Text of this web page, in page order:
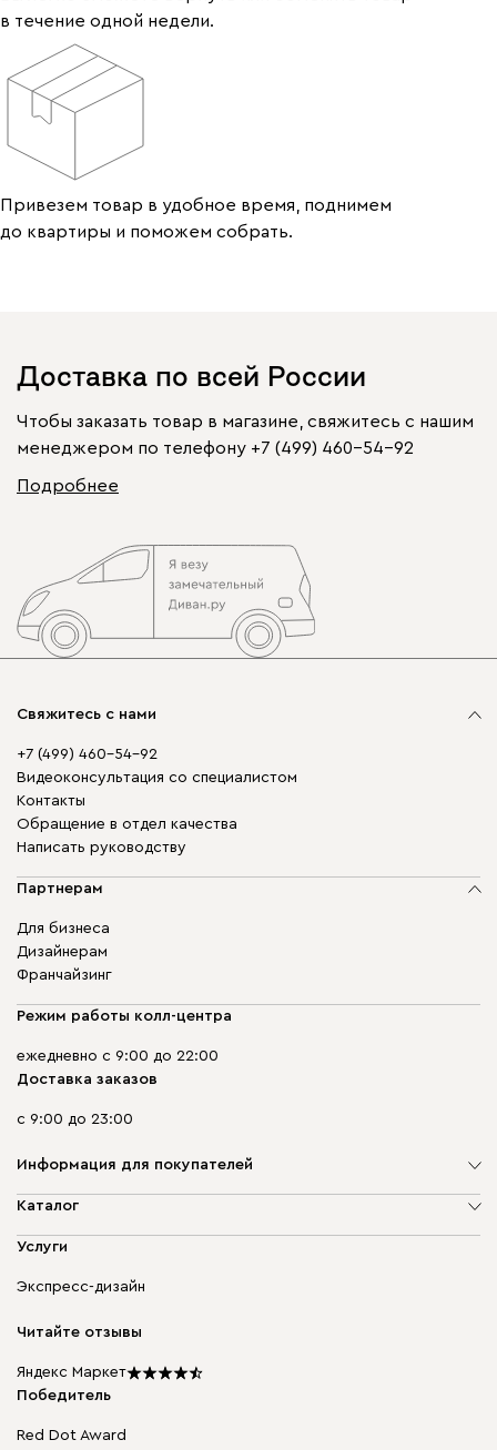
в течение одной недели.
Привезем товар в удобное время, поднимем
до квартиры и поможем собрать.
Доставка по всей России
Чтобы заказать товар в магазине, свяжитесь с нашим
менеджером по телефону +7 (499) 460-54-92
Подробнее
Свяжитесь с нами
+7 (499) 460-54-92
Видеоконсультация со специалистом
Контакты
Обращение в отдел качества
Написать руководству
Партнерам
Для бизнеса
Дизайнерам
Франчайзинг
Режим работы колл-центра
ежедневно с 9:00 до 22:00
Доставка заказов
с 9:00 до 23:00
Информация для покупателей
О компании
Доставка и оплата
диван.клуб
Карьера
Подарочные сертификаты
Мы в прессе
Каталог
Мягкая мебель
Бескаркасная мебель
Столы и стулья
Услуги
Экспресс-дизайн
Читайте отзывы
Яндекс Маркет
Победитель
Red Dot Award